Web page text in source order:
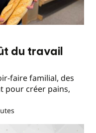
du travail
faire familial, des
pour créer pains,